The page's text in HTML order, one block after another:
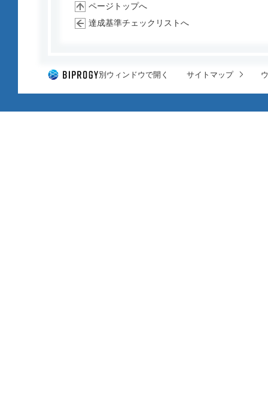
ページトップへ
達成基準チェックリストへ
別ウィンドウで開く サイトマップ